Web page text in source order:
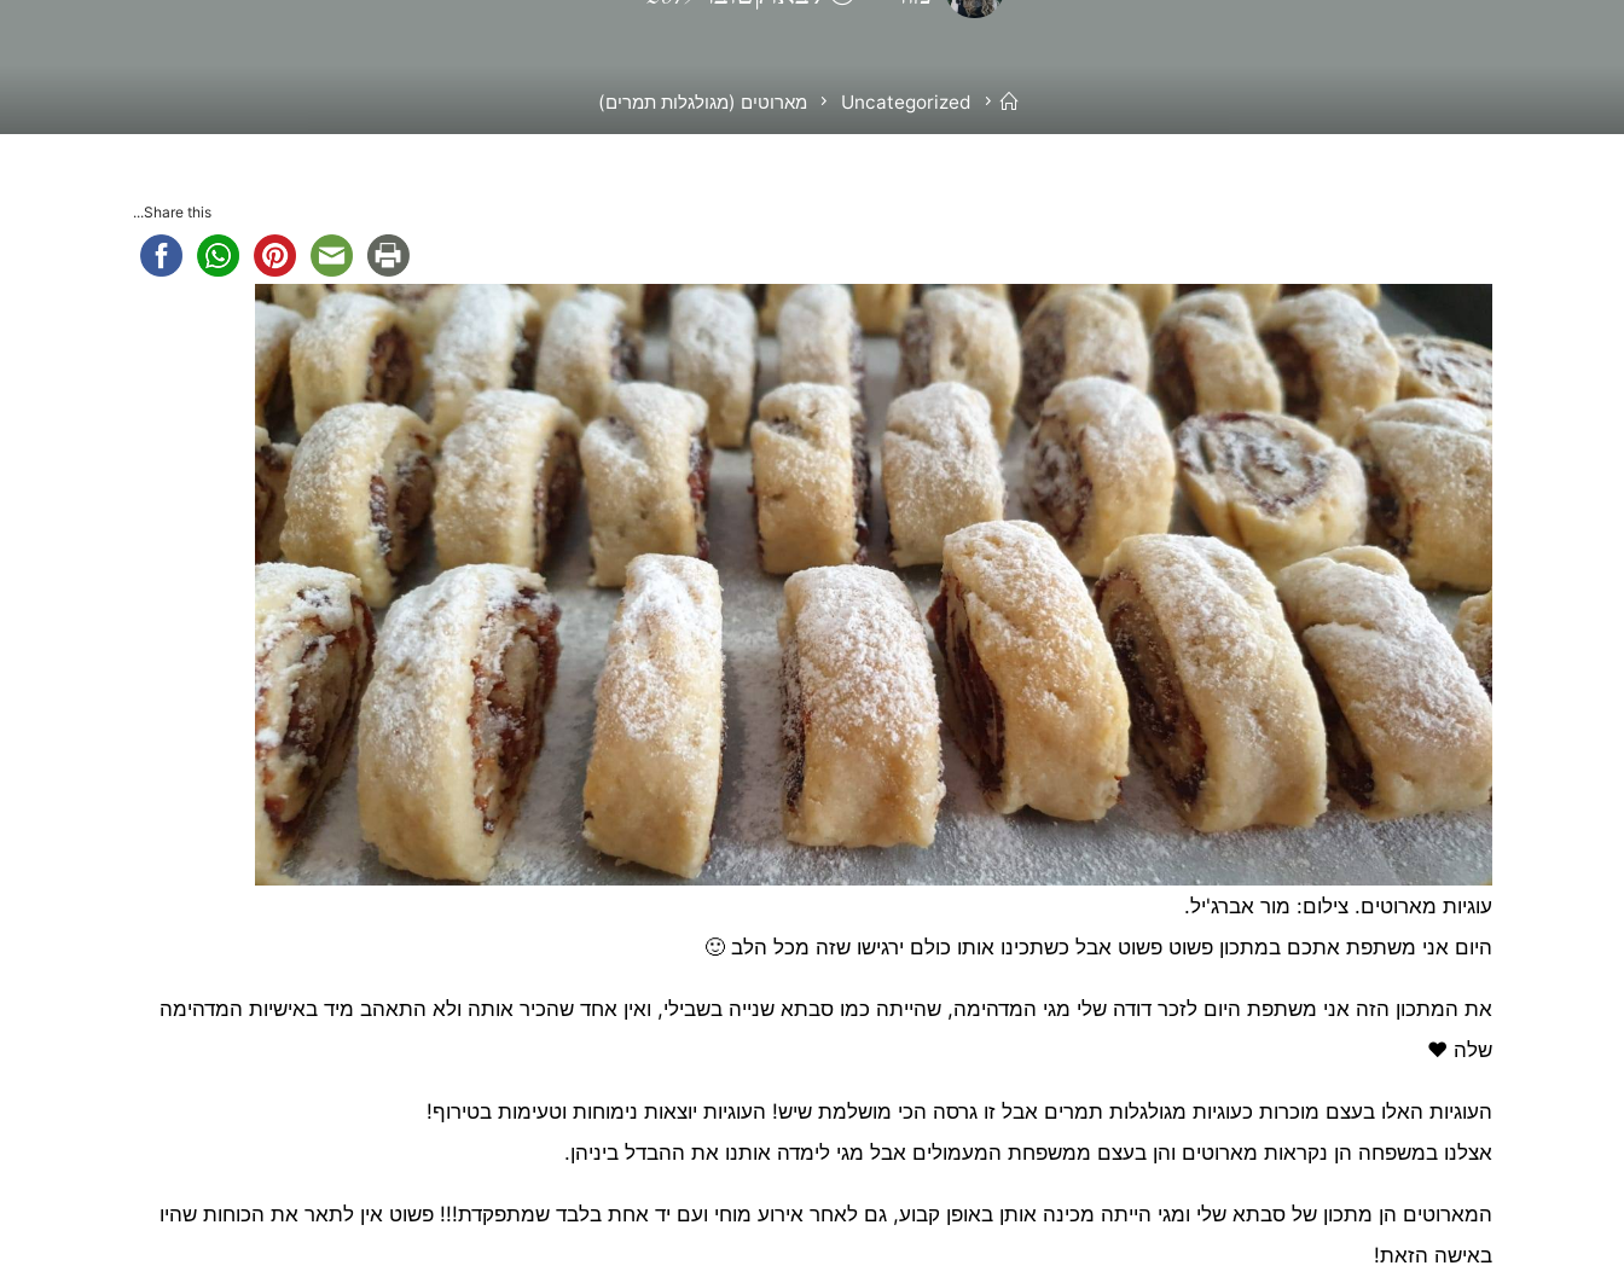
בית Uncategorized מארוטים (מגולגלות תמרים)
Share this...
עוגיות מארוטים. צילום: מור אברג'יל.
היום אני משתפת אתכם במתכון פשוט פשוט אבל כשתכינו אותו כולם ירגישו שזה מכל הלב 🙂
את המתכון הזה אני משתפת היום לזכר דודה שלי מגי המדהימה, שהייתה כמו סבתא שנייה בשבילי, ואין אחד שהכיר אותה ולא התאהב מיד באישיות המדהימה
שלה ❤️
העוגיות האלו בעצם מוכרות כעוגיות מגולגלות תמרים אבל זו גרסה הכי מושלמת שיש! העוגיות יוצאות נימוחות וטעימות בטירוף!
אצלנו במשפחה הן נקראות מארוטים והן בעצם ממשפחת המעמולים אבל מגי לימדה אותנו את ההבדל ביניהן.
המארוטים הן מתכון של סבתא שלי ומגי הייתה מכינה אותן באופן קבוע, גם לאחר אירוע מוחי ועם יד אחת בלבד שמתפקדת!!! פשוט אין לתאר את הכוחות שהיו
באישה הזאת!